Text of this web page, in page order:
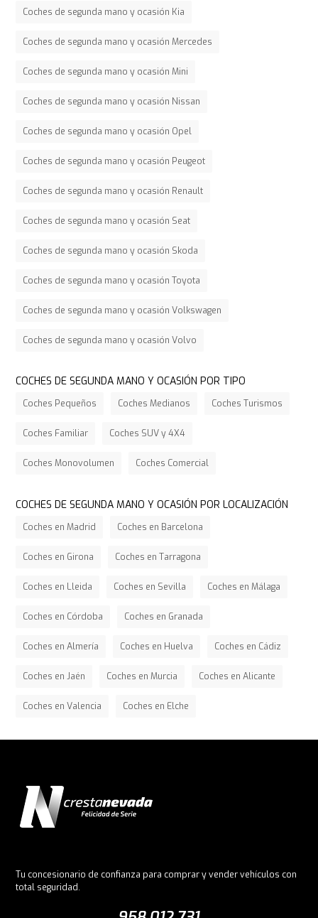
Coches de segunda mano y ocasión Kia
Coches de segunda mano y ocasión Mercedes
Coches de segunda mano y ocasión Mini
Coches de segunda mano y ocasión Nissan
Coches de segunda mano y ocasión Opel
Coches de segunda mano y ocasión Peugeot
Coches de segunda mano y ocasión Renault
Coches de segunda mano y ocasión Seat
Coches de segunda mano y ocasión Skoda
Coches de segunda mano y ocasión Toyota
Coches de segunda mano y ocasión Volkswagen
Coches de segunda mano y ocasión Volvo
COCHES DE SEGUNDA MANO Y OCASIÓN POR TIPO
Coches Pequeños Coches Medianos Coches Turismos
Coches Familiar Coches SUV y 4X4
Coches Monovolumen Coches Comercial
COCHES DE SEGUNDA MANO Y OCASIÓN POR LOCALIZACIÓN
Coches en Madrid Coches en Barcelona
Coches en Girona Coches en Tarragona
Coches en Lleida Coches en Sevilla Coches en Málaga
Coches en Córdoba Coches en Granada
Coches en Almería Coches en Huelva Coches en Cádiz
Coches en Jaén Coches en Murcia Coches en Alicante
Coches en Valencia Coches en Elche
Tu concesionario de confianza para comprar y vender vehículos con
total seguridad.